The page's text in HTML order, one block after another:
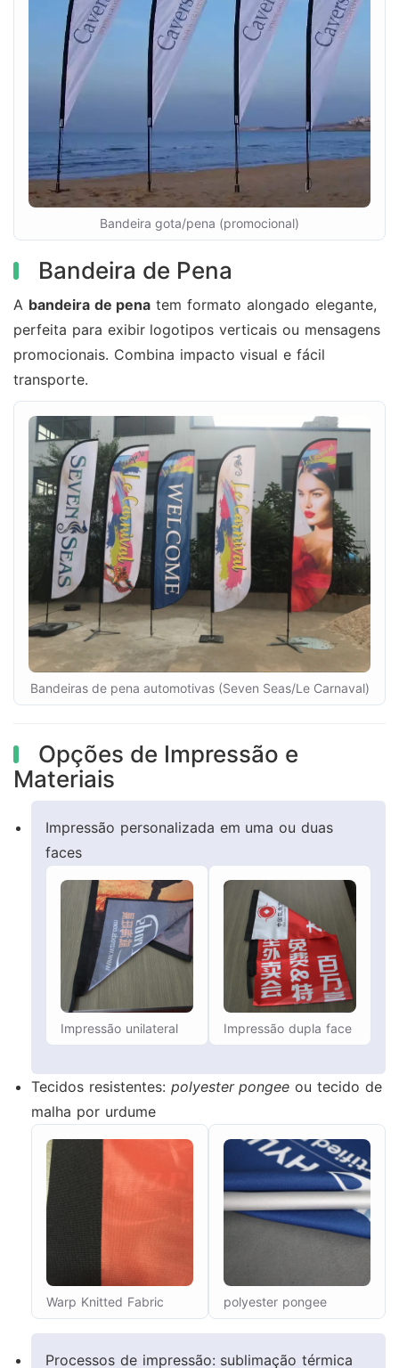
Bandeira gota/pena (promocional)
Bandeira de Pena
A bandeira de pena tem formato alongado elegante,
perfeita para exibir logotipos verticais ou mensagens
promocionais. Combina impacto visual e fácil
transporte.
Bandeiras de pena automotivas (Seven Seas/Le Carnaval)
Opções de Impressão e
Materiais
Impressão personalizada em uma ou duas
faces
Impressão unilateral Impressão dupla face
Tecidos resistentes: polyester pongee ou tecido de
malha por urdume
Warp Knitted Fabric polyester pongee
Processos de impressão: sublimação térmica